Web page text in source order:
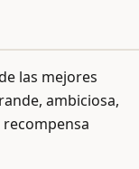
las mejores
ambiciosa,
recompensa